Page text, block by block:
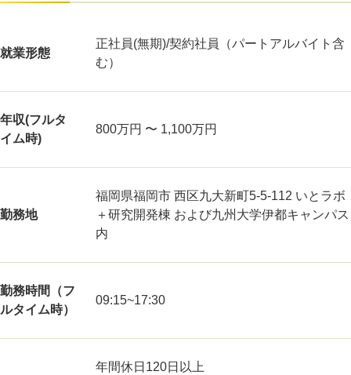
就業形態
正社員(無期)/契約社員（パートアルバイト含
む）
年収(フルタ
イム時)
800万円 〜 1,100万円
勤務地
福岡県福岡市 西区九大新町5-5-112 いとラボ
＋研究開発棟 および九州大学伊都キャンパス
内
勤務時間（フ
ルタイム時）
09:15~17:30
年間休日120日以上